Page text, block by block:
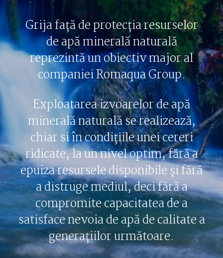
Grija față de protecția resurselor
de apă minerală naturală
reprezintă un obiectiv major al
companiei Romaqua Group.
Exploatarea izvoarelor de apă
minerală naturală se realizează,
chiar si în condițiile unei cereri
ridicate, la un nivel optim, fără a
epuiza resursele disponibile și fără
a distruge mediul, deci fără a
compromite capacitatea de a
satisface nevoia de apă de calitate a
generațiilor următoare.